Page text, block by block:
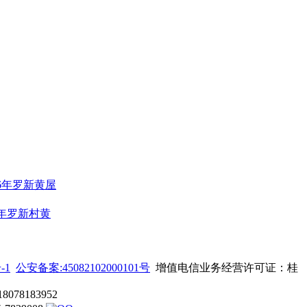
罗新黄屋
罗新村黄
1 公安备案:45082102000101号 增值电信业务经营许可证：桂